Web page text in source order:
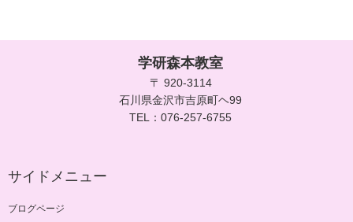
学研森本教室
〒 920-3114
石川県金沢市吉原町ヘ99
TEL：076-257-6755
サイドメニュー
ブログページ